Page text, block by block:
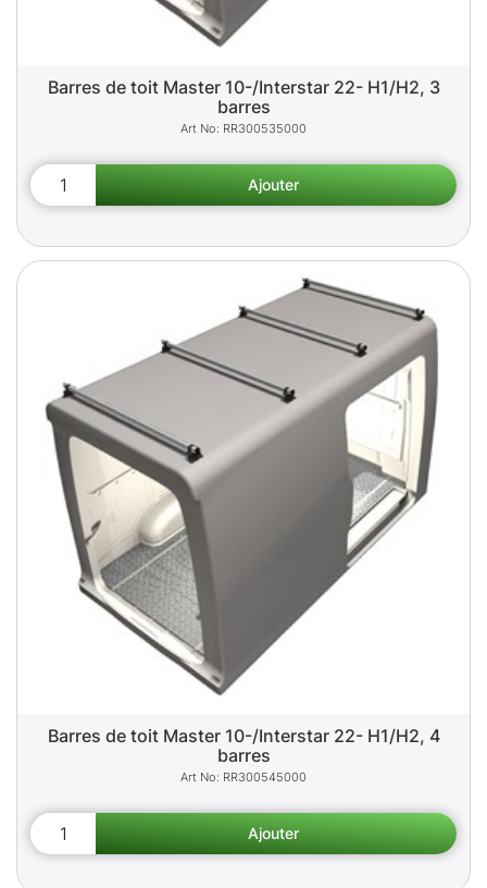
Barres de toit Master 10-/Interstar 22- H1/H2, 3
barres
RR300535000
Barres de toit Master 10-/Interstar 22- H1/H2, 4
barres
RR300545000